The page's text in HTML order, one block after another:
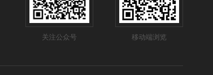
关注公众号 移动端浏览